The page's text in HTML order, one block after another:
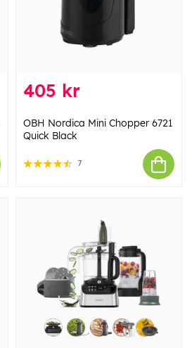
405 kr
OBH Nordica Mini Chopper 6721
Quick Black
7